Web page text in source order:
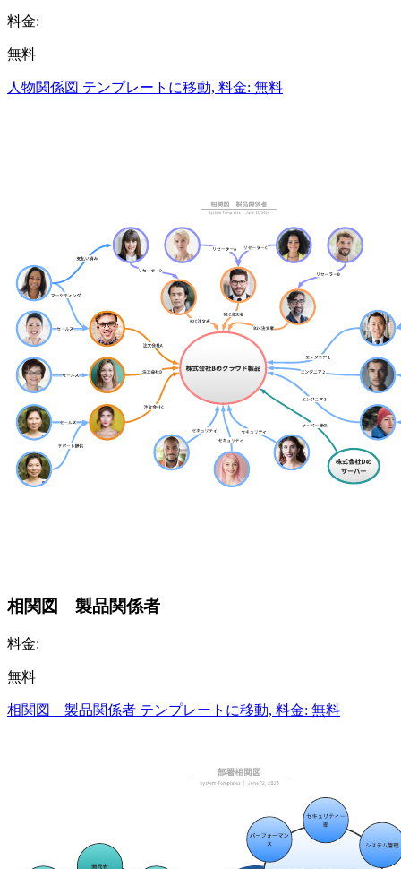
料金:
無料
人物関係図 テンプレートに移動, 料金: 無料
相関図 製品関係者
料金:
無料
相関図 製品関係者 テンプレートに移動, 料金: 無料